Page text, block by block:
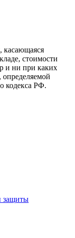
касающаяся
стоимости
и ни при каких
определяемой
кодекса РФ.
защиты